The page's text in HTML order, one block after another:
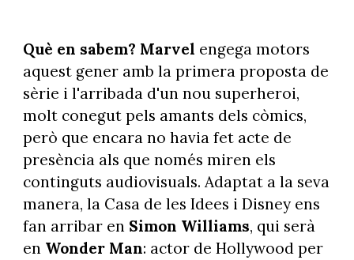
Què en sabem? Marvel engega motors
aquest gener amb la primera proposta de
sèrie i l'arribada d'un nou superheroi,
molt conegut pels amants dels còmics,
però que encara no havia fet acte de
presència als que només miren els
continguts audiovisuals. Adaptat a la seva
manera, la Casa de les Idees i Disney ens
fan arribar en Simon Williams, qui serà
en Wonder Man: actor de Hollywood per